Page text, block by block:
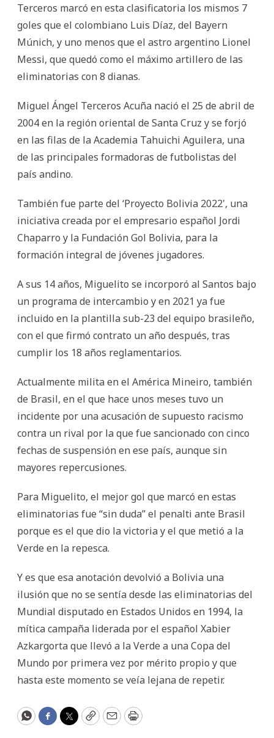
Terceros marcó en esta clasificatoria los mismos 7
goles que el colombiano Luis Díaz, del Bayern
Múnich, y uno menos que el astro argentino Lionel
Messi, que quedó como el máximo artillero de las
eliminatorias con 8 dianas.
Miguel Ángel Terceros Acuña nació el 25 de abril de
2004 en la región oriental de Santa Cruz y se forjó
en las filas de la Academia Tahuichi Aguilera, una
de las principales formadoras de futbolistas del
país andino.
También fue parte del ‘Proyecto Bolivia 2022', una
iniciativa creada por el empresario español Jordi
Chaparro y la Fundación Gol Bolivia, para la
formación integral de jóvenes jugadores.
A sus 14 años, Miguelito se incorporó al Santos bajo
un programa de intercambio y en 2021 ya fue
incluido en la plantilla sub-23 del equipo brasileño,
con el que firmó contrato un año después, tras
cumplir los 18 años reglamentarios.
Actualmente milita en el América Mineiro, también
de Brasil, en el que hace unos meses tuvo un
incidente por una acusación de supuesto racismo
contra un rival por la que fue sancionado con cinco
fechas de suspensión en ese país, aunque sin
mayores repercusiones.
Para Miguelito, el mejor gol que marcó en estas
eliminatorias fue “sin duda” el penalti ante Brasil
porque es el que dio la victoria y el que metió a la
Verde en la repesca.
Y es que esa anotación devolvió a Bolivia una
ilusión que no se sentía desde las eliminatorias del
Mundial disputado en Estados Unidos en 1994, la
mítica campaña liderada por el español Xabier
Azkargorta que llevó a la Verde a una Copa del
Mundo por primera vez por mérito propio y que
hasta este momento se veía lejana de repetir.
WhatsApp
Facebook
Twitter
CopyEmailPrint